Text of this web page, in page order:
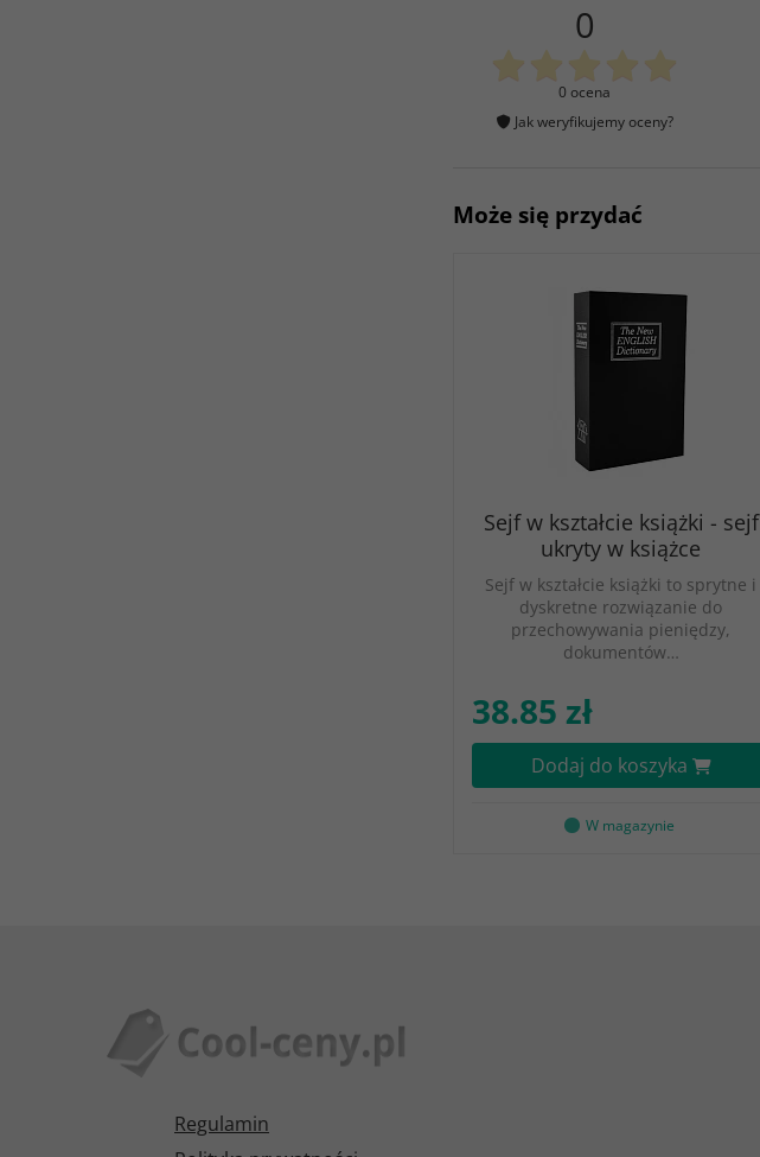
0
0 ocena
Jak weryfikujemy oceny?
Może się przydać
Sejf w kształcie książki - sejf
ukryty w książce
Sejf w kształcie książki to sprytne i
dyskretne rozwiązanie do
przechowywania pieniędzy,
dokumentów…
38.85 zł
Dodaj do koszyka
W magazynie
Regulamin